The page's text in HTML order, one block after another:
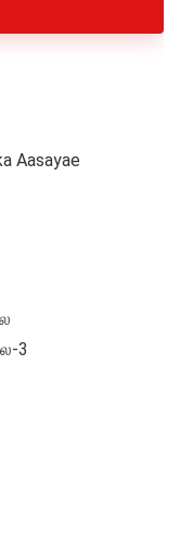
Aasayae
3